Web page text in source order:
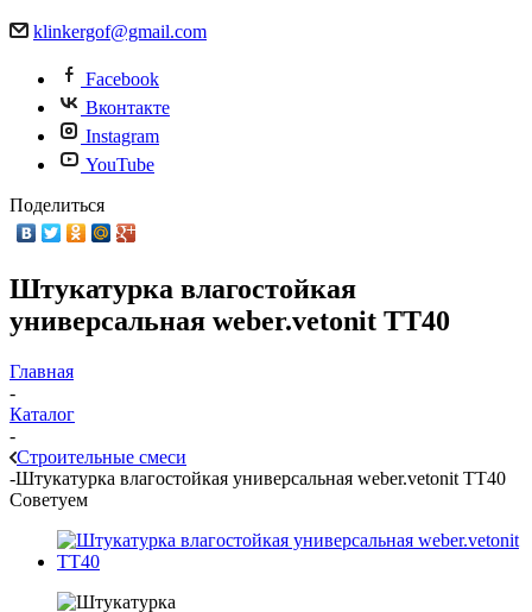
klinkergof@gmail.com
Facebook
Вконтакте
Instagram
YouTube
Поделиться
Штукатурка влагостойкая
универсальная weber.vetonit TT40
Главная
-
Каталог
-
Строительные смеси
-Штукатурка влагостойкая универсальная weber.vetonit TT40
Советуем